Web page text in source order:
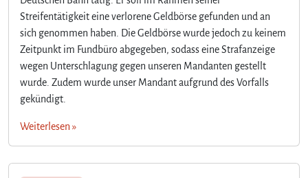
Streifentätigkeit eine verlorene Geldbörse gefunden und an
sich genommen haben. Die Geldbörse wurde jedoch zu keinem
Zeitpunkt im Fundbüro abgegeben, sodass eine Strafanzeige
wegen Unterschlagung gegen unseren Mandanten gestellt
wurde. Zudem wurde unser Mandant aufgrund des Vorfalls
gekündigt.
Weiterlesen »